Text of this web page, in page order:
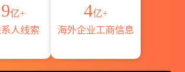
亿+
人线索
4亿+
海外企业工商信息